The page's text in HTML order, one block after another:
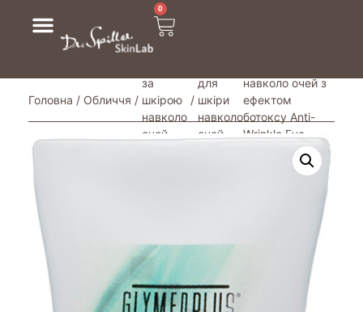
0
Головна / Обличчя /
за
шкірою
навколо
очей
/
для
шкіри
навколо
очей
навколо очей з
ефектом
ботоксу Anti-
Wrinkle Eye